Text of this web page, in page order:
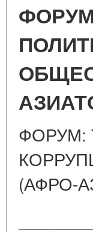
ФОРУМ:
(АФРО-